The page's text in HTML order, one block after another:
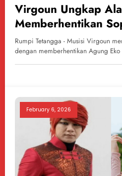
Virgoun Ungkap
Memberhentikan
Mengakses CCTV
Rusli
Rumpi Tetangga - Musisi Virgoun
dengan memberhentikan Agung
February 6, 2026